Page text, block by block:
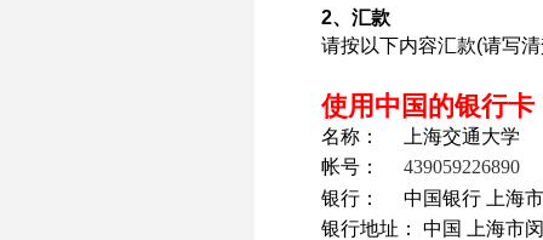
2、汇款
请按以下内容汇款(请写
使用中国的银行卡
名称： 上海交通大学
帐号： 439059226890
银行： 中国银行 上海
银行地址： 中国 上海市